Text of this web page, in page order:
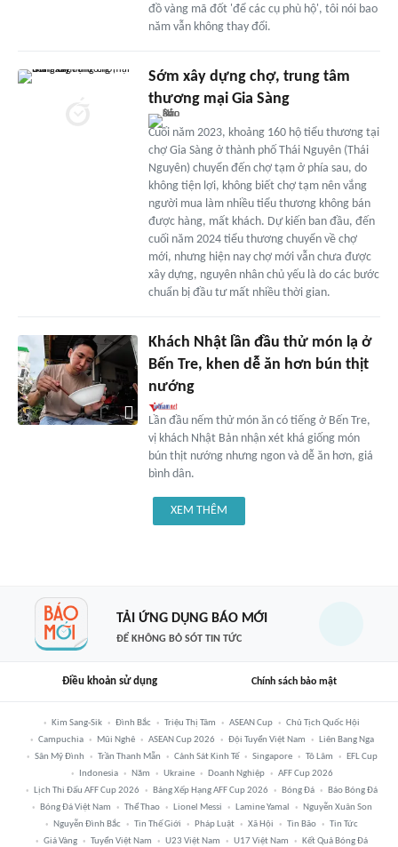
đồ vàng mã đốt 'để các cụ phù hộ', tôi nói bao
năm vẫn không thay đổi.
Sớm xây dựng chợ, trung tâm
thương mại Gia Sàng
Cuối năm 2023, khoảng 160 hộ tiểu thương tại
chợ Gia Sàng ở thành phố Thái Nguyên (Thái
Nguyên) chuyển đến chợ tạm ở phía sau, do
không tiện lợi, không biết chợ tạm nên vắng
người mua làm nhiều tiểu thương không bán
được hàng, mất khách. Dự kiến ban đầu, đến
cuối năm 2024 tiểu thương chuyển về chợ
mới, nhưng hiện nay chợ mới vẫn chưa được
xây dựng, nguyên nhân chủ yếu là do các bước
chuẩn bị đầu tư mất nhiều thời gian.
Khách Nhật lần đầu thử món lạ ở
Bến Tre, khen dễ ăn hơn bún thịt
nướng
Lần đầu nếm thử món ăn có tiếng ở Bến Tre,
vị khách Nhật Bản nhận xét khá giống món
bún thịt nướng nhưng ngon và dễ ăn hơn, giá
bình dân.
XEM THÊM
TẢI ỨNG DỤNG BÁO MỚI
ĐỂ KHÔNG BỎ SÓT TIN TỨC
Điều khoản sử dụng Chính sách bảo mật
Kim Sang-Sik Đình Bắc Triệu Thị Tâm ASEAN Cup
Chủ Tịch Quốc Hội
Campuchia
Mũi Nghê ASEAN Cup 2026 Đội Tuyển Việt Nam
Liên Bang Nga
Sân Mỹ Đình
Trần Thanh Mẫn Cảnh Sát Kinh Tế Singapore Tô Lâm
EFL Cup
Indonesia
Năm Ukraine Doanh Nghiệp
AFF Cup 2026
Lịch Thi Đấu AFF Cup 2026
Bảng Xếp Hạng AFF Cup 2026 Bóng Đá
Báo Bóng Đá
Bóng Đá Việt Nam
Thể Thao Lionel Messi Lamine Yamal
Nguyễn Xuân Son
Nguyễn Đình Bắc
Tin Thế Giới Pháp Luật Xã Hội Tin Bão
Tin Tức
Giá Vàng
Tuyển Việt Nam U23 Việt Nam U17 Việt Nam Kết Quả Bóng Đá